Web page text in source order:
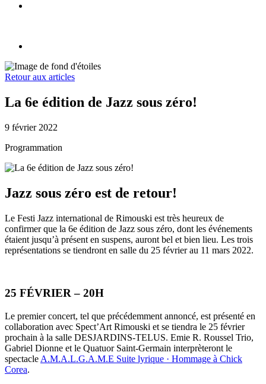
Skip
to
Retour aux articles
La 6e édition de Jazz sous zéro!
9 février 2022
Programmation
Jazz sous zéro est de retour!
Le Festi Jazz international de Rimouski est très heureux de
confirmer que la 6e édition de Jazz sous zéro, dont les événements
étaient jusqu’à présent en suspens, auront bel et bien lieu. Les trois
représentations se tiendront en salle du 25 février au 11 mars 2022.
25 FÉVRIER – 20H
Le premier concert, tel que précédemment annoncé, est présenté en
collaboration avec Spect’Art Rimouski et se tiendra le 25 février
prochain à la salle DESJARDINS-TELUS. Emie R. Roussel Trio,
Gabriel Dionne et le Quatuor Saint-Germain interprèteront le
spectacle A.M.A.L.G.A.M.E Suite lyrique · Hommage à Chick
Corea.